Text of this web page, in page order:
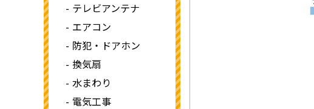
テレビアンテナ
エアコン
防犯・ドアホン
換気扇
水まわり
電気工事